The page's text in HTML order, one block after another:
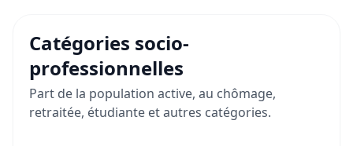
Catégories socio-
professionnelles
Part de la population active, au chômage,
retraitée, étudiante et autres catégories.